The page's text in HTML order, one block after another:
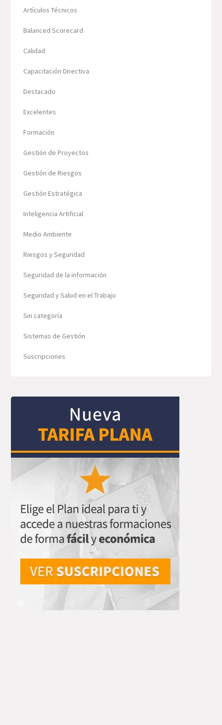
Artículos Técnicos
Balanced Scorecard
Calidad
Capacitación Directiva
Destacado
Excelentes
Formación
Gestión de Proyectos
Gestión de Riesgos
Gestión Estratégica
Inteligencia Artificial
Medio Ambiente
Riesgos y Seguridad
Seguridad de la información
Seguridad y Salud en el Trabajo
Sin categoría
Sistemas de Gestión
Suscripciones